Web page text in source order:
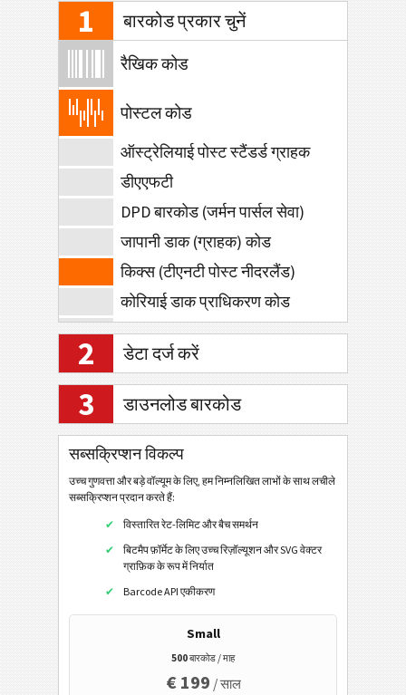
1 बारकोड प्रकार चुनें
रैखिक कोड
पोस्टल कोड
ऑस्ट्रेलियाई पोस्ट स्टैंडर्ड ग्राहक
डीएएफटी
DPD बारकोड (जर्मन पार्सल सेवा)
जापानी डाक (ग्राहक) कोड
किक्स (टीएनटी पोस्ट नीदरलैंड)
कोरियाई डाक प्राधिकरण कोड
ग्रह कोड 12
रॉयल मेल 4 स्टेट
रॉयल मेल मेलमार्क 4-राज्य
रॉयल मेल मेलमार्क 2डी
यूएसपीएस पोस्टनेट 5
यूएसपीएस पोस्टनेट 9
यूएसपीएस पोस्टनेट 11
यूएसपीएस आईएम पैकेज
यूपीयू एस10
जीएस1 डाटाबार
ईएएन / यूपीसी
2 डेटा दर्ज करें
3 डाउनलोड बारकोड
सब्सक्रिप्शन विकल्प
उच्च गुणवत्ता और बड़े वॉल्यूम के लिए, हम निम्नलिखित लाभों के साथ लचीले
सब्सक्रिप्शन प्रदान करते हैं:
विस्तारित रेट-लिमिट और बैच समर्थन
बिटमैप फ़ॉर्मेट के लिए उच्च रिज़ॉल्यूशन और SVG वेक्टर
ग्राफ़िक के रूप में निर्यात
Barcode API एकीकरण
Small
500बारकोड / माह
€ 199 / साल